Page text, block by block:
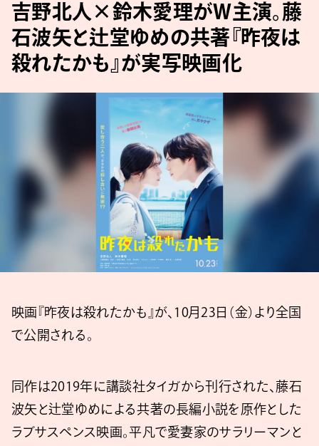
吉野北人×鈴木愛理がW主演。藤
石波矢と辻堂ゆめの共著『昨夜は
殺れたかも』が実写映画化
映画『昨夜は殺れたかも』が、10月23日（金）より全国
で公開される。
同作は2019年に講談社タイガから刊行された、藤石
波矢と辻堂ゆめによる共著の長編小説を原作とした
ラブサスペンス映画。平凡で愛妻家のサラリーマンと